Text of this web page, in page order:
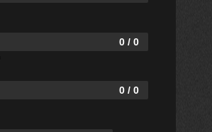
0 / 0
0 / 0